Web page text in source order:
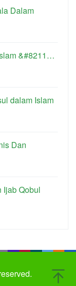
Dalam
&#8211…
dalam Islam
Dan
Ijab Qobul